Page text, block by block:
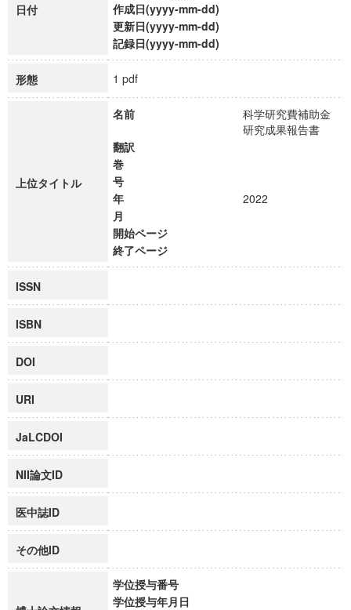
日付
作成日(yyyy-mm-dd)
更新日(yyyy-mm-dd)
記録日(yyyy-mm-dd)
形態 1 pdf
上位タイトル
名前
科学研究費補助金
研究成果報告書
翻訳
巻
号
年
2022
月
開始ページ
終了ページ
ISSN
ISBN
DOI
URI
JaLCDOI
NII論文ID
医中誌ID
その他ID
学位授与番号
学位授与年月日